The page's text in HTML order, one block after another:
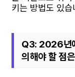
키는 방법도 있습
Q3: 2026년
의해야 할 점